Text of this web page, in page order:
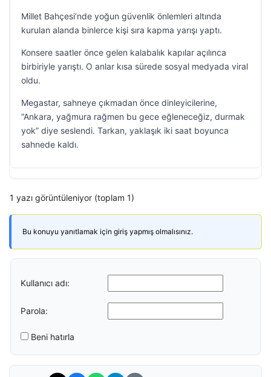
Millet Bahçesi’nde yoğun güvenlik önlemleri altında
kurulan alanda binlerce kişi sıra kapma yarışı yaptı.
Konsere saatler önce gelen kalabalık kapılar açılınca
birbiriyle yarıştı. O anlar kısa sürede sosyal medyada viral
oldu.
Megastar, sahneye çıkmadan önce dinleyicilerine,
“Ankara, yağmura rağmen bu gece eğleneceğiz, durmak
yok” diye seslendi. Tarkan, yaklaşık iki saat boyunca
sahnede kaldı.
1 yazı görüntüleniyor (toplam 1)
Bu konuyu yanıtlamak için giriş yapmış olmalısınız.
Kullanıcı adı:
Parola:
Beni hatırla